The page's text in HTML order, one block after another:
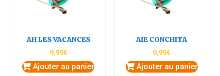
AH LES VACANCES
9,99€
Ajouter au panier
AIE CONCHITA
9,99€
Ajouter au panier